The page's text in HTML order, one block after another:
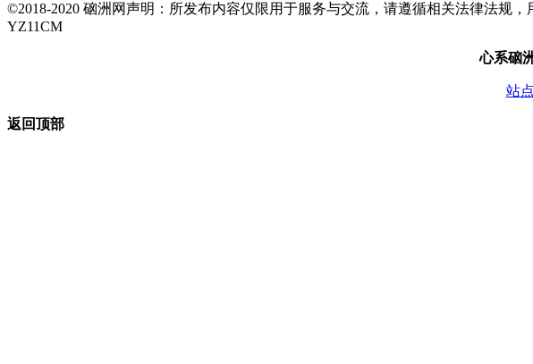
©2018-2020 硇洲网声明：所发布内容仅限用于服务与交流，请遵循相关法律法规
YZ11CM
心系硇
站
返回顶部